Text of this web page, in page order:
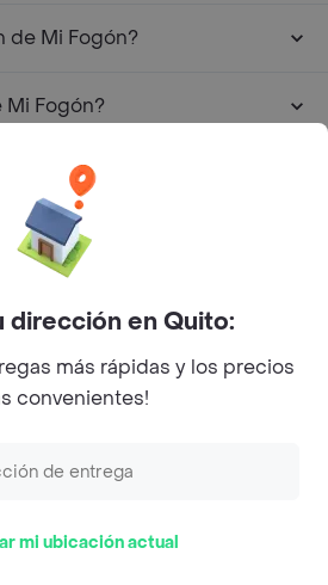
de Mi Fogón?
Mi Fogón?
de Mi Fogón?
a Mi Fogón - Guayaquil
dirección en Quito:
más rápidas y los precios
convenientes!
mi ubicación actual